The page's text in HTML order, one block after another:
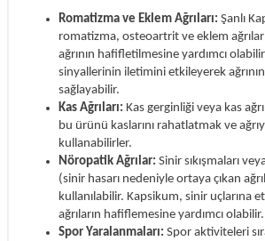
Romatizma ve Eklem Ağrıları: Şanlı
romatizma, osteoartrit ve eklem
ağrının hafifletilmesine yardımcı
sinyallerinin iletimini etkileyerek ağrının
sağlayabilir.
Kas Ağrıları: Kas gerginliği veya kas
bu ürünü kaslarını rahatlatmak ve
kullanabilirler.
Nöropatik Ağrılar: Sinir sıkışmaları
(sinir hasarı nedeniyle ortaya çıkan
kullanılabilir. Kapsikum, sinir uçlarına
ağrıların hafiflemesine yardımcı olabilir.
Spor Yaralanmaları: Spor aktiviteleri